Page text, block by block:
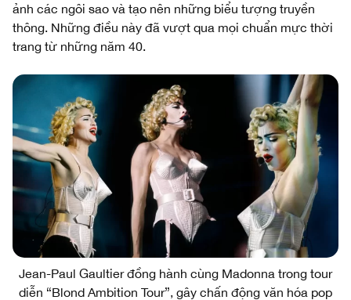
ảnh các ngôi sao và tạo nên những biểu tượng truyền
thông. Những điều này đã vượt qua mọi chuẩn mực thời
trang từ những năm 40.
Jean-Paul Gaultier đồng hành cùng Madonna trong tour
diễn “Blond Ambition Tour”, gây chấn động văn hóa pop